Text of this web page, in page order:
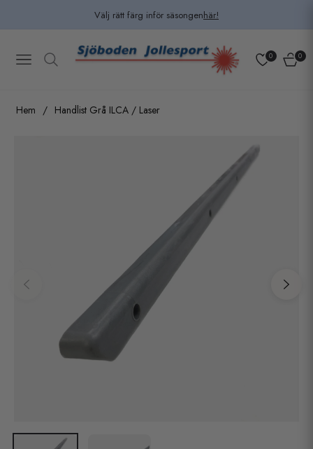
Välj rätt färg inför säsongenhär!
Navigation 0 0
Hem / Handlist Grå ILCA / Laser